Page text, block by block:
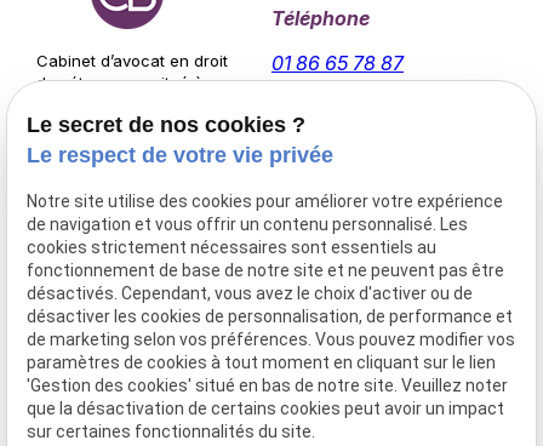
Cabinet d’avocat en droit
des étrangers, situé à
Île-de-France.
Téléphone
01 86 65 78 87
Adresse
20 rue des
Halles
75001 Paris
Horaires
10:00 - 18:00
Lundi -
Vendredi
Accueil
Votre avocat
Droit des étrangers
Actualités
Contact
Le secret de nos cookies ?
Le respect de votre vie privée
Notre site utilise des cookies pour améliorer votre expérience
de navigation et vous offrir un contenu personnalisé. Les
cookies strictement nécessaires sont essentiels au
fonctionnement de base de notre site et ne peuvent pas être
désactivés. Cependant, vous avez le choix d'activer ou de
désactiver les cookies de personnalisation, de performance et
de marketing selon vos préférences. Vous pouvez modifier vos
paramètres de cookies à tout moment en cliquant sur le lien
'Gestion des cookies' situé en bas de notre site. Veuillez noter
que la désactivation de certains cookies peut avoir un impact
sur certaines fonctionnalités du site.